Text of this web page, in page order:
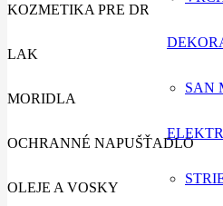
SAN
KOZMETIKA PRE DREVO
LAK
MORIDLA
OCHRANNÉ NAPUŠŤADLO
OLEJE A VOSKY